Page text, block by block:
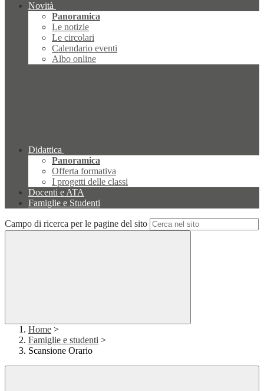
Novità
Panoramica
Le notizie
Le circolari
Calendario eventi
Albo online
Didattica
Panoramica
Offerta formativa
I progetti delle classi
Docenti e ATA
Famiglie e Studenti
Campo di ricerca per le pagine del sito
Home >
Famiglie e studenti >
Scansione Orario